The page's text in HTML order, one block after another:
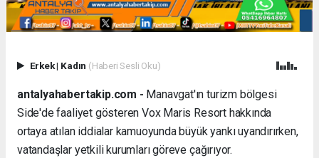
Erkek| Kadın (Haberi Sesli Oku)
antalyahabertakip.com - Manavgat'ın turizm bölgesi
Side'de faaliyet gösteren Vox Maris Resort hakkında
ortaya atılan iddialar kamuoyunda büyük yankı uyandırırken,
vatandaşlar yetkili kurumları göreve çağırıyor.